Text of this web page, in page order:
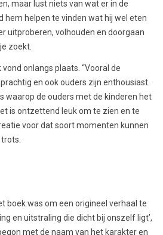
maar lust niets van wat er in de
hem helpen te vinden wat hij wel eten
uitproberen, volhouden en doorgaan
zoekt.
onlangs plaats. “Vooral de
en ook ouders zijn enthousiast.
waarop de ouders met de kinderen het
is ontzettend leuk om te zien en te
voor dat soort momenten kunnen
boek was om een origineel verhaal te
en uitstraling die dicht bij onszelf ligt’,
met de naam van het karakter en